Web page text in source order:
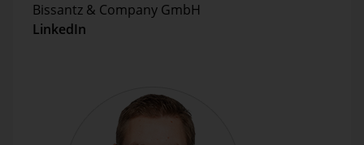
Bissantz & Company GmbH
LinkedIn